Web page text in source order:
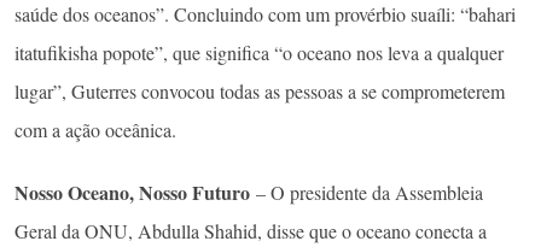
saúde dos oceanos”. Concluindo com um provérbio suaíli: “bahari
itatufikisha popote”, que significa “o oceano nos leva a qualquer
lugar”, Guterres convocou todas as pessoas a se comprometerem
com a ação oceânica.
Nosso Oceano, Nosso Futuro – O presidente da Assembleia
Geral da ONU, Abdulla Shahid, disse que o oceano conecta a